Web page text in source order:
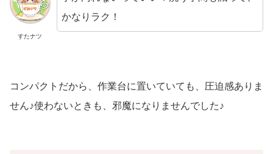
すたナツ
かなりラク！
コンパクトだから、作業台に置いていても、圧迫感ありま
せん♪使わないときも、邪魔になりませんでした♪